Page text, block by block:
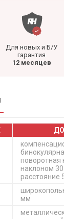
Для новых и Б/У
гарантия
12 месяцев
поворотная
наклоном
расстояние
мм